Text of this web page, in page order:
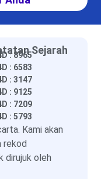
Sejarah
: 8965
: 6583
: 3147
: 9125
: 7209
: 5793
Kami akan
rekod
dirujuk oleh